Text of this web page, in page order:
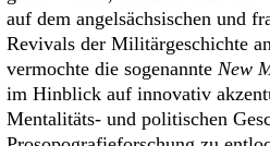
auf dem angelsächsischen und
Revivals der Militärgeschichte
vermochte die sogenannte New
im Hinblick auf innovativ
Mentalitäts- und politischen